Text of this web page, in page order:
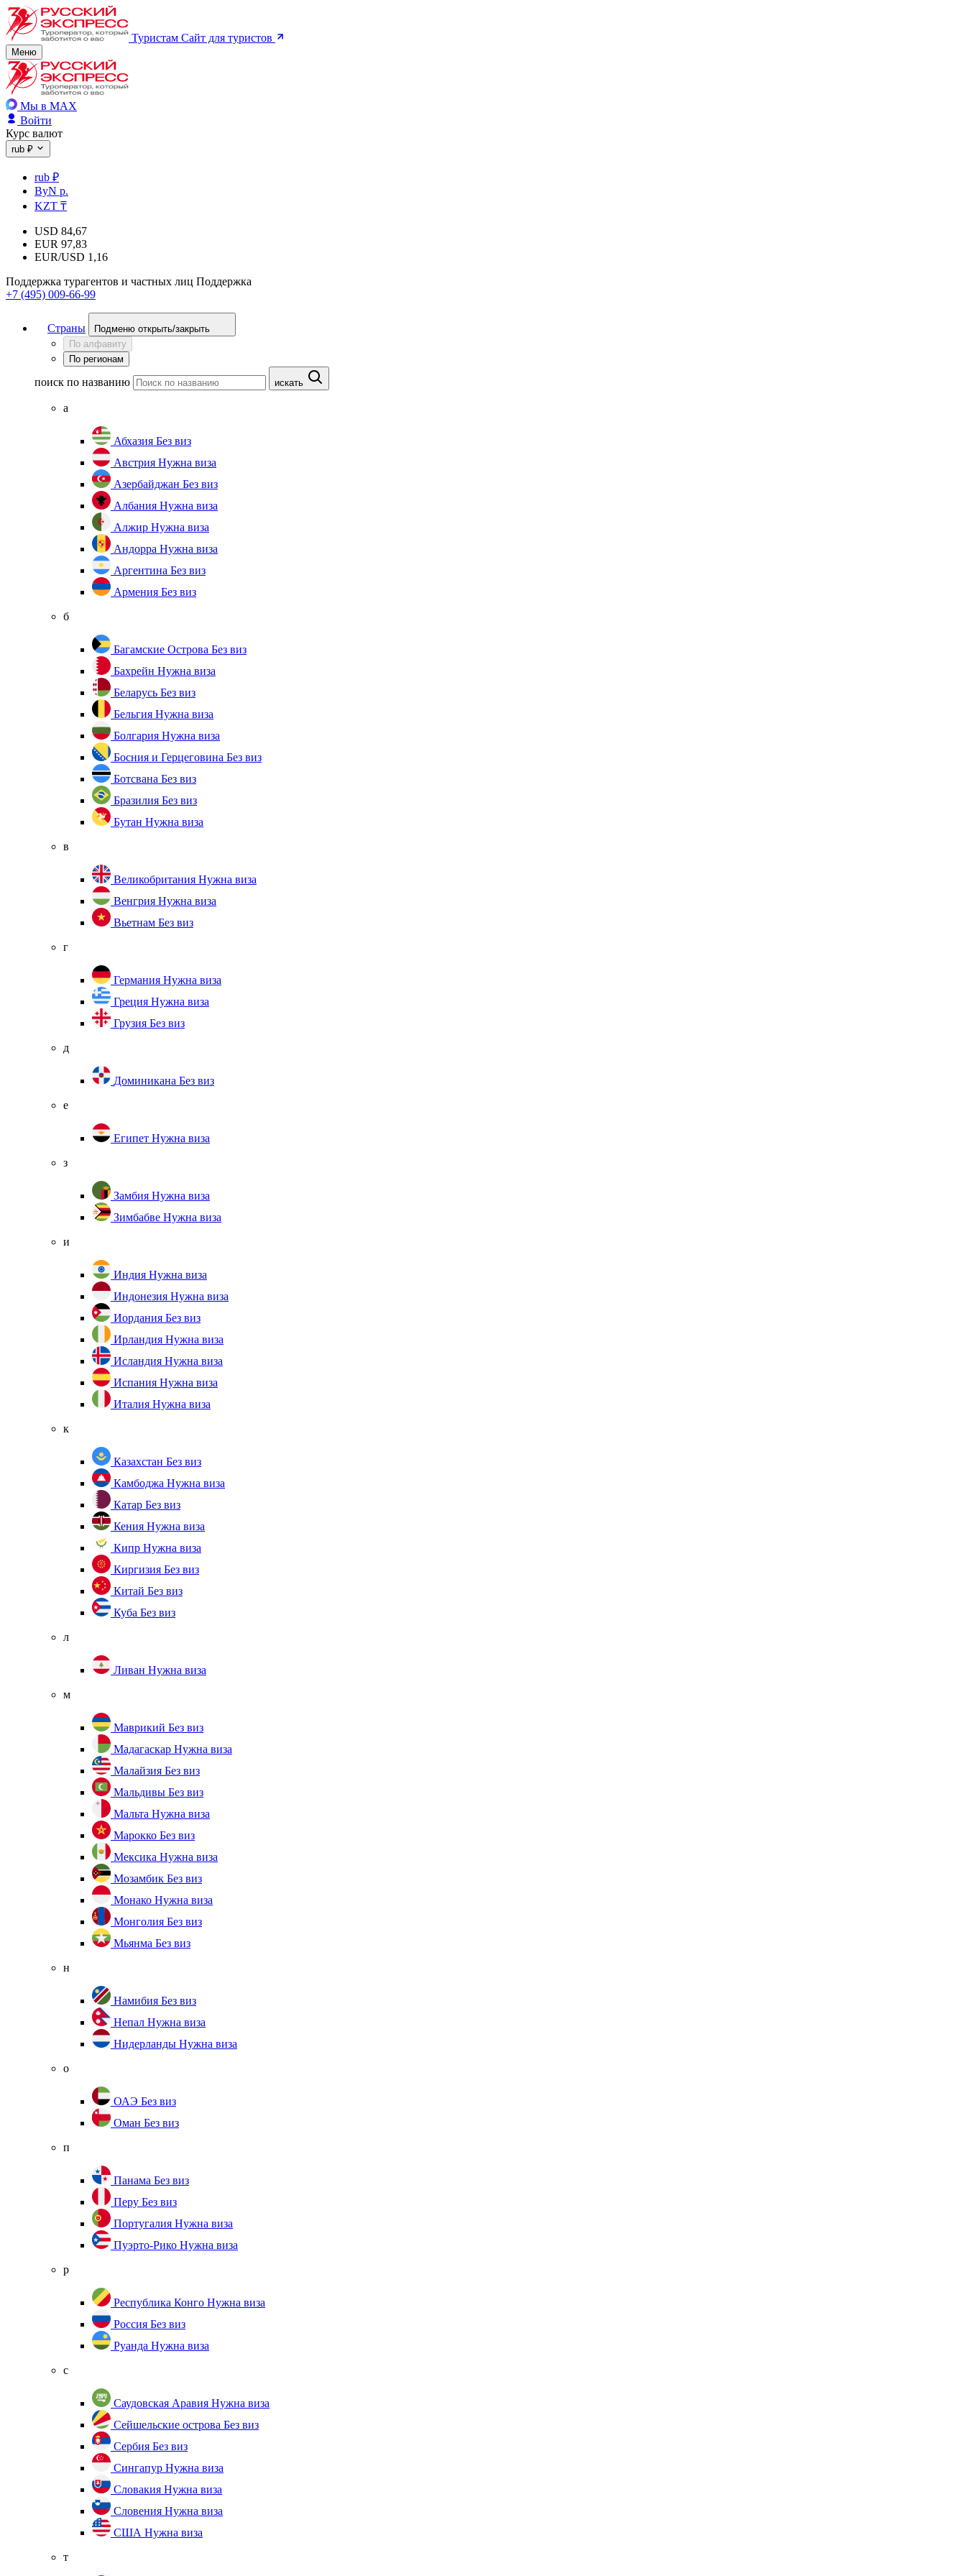
Туристам Сайт для туристов
Меню
Мы в MAX
Войти
Курс валют
rub ₽
rub ₽
ByN р.
KZT ₸
USD 84,67
EUR 97,83
EUR/USD 1,16
Поддержка турагентов и частных лиц Поддержка
+7 (495) 009-66-99
Страны
Подменю открыть/закрыть
По алфавиту
По регионам
поиск по названию искать
а
Абхазия Без виз
Австрия Нужна виза
Азербайджан Без виз
Албания Нужна виза
Алжир Нужна виза
Андорра Нужна виза
Аргентина Без виз
Армения Без виз
б
Багамские Острова Без виз
Бахрейн Нужна виза
Беларусь Без виз
Бельгия Нужна виза
Болгария Нужна виза
Босния и Герцеговина Без виз
Ботсвана Без виз
Бразилия Без виз
Бутан Нужна виза
в
Великобритания Нужна виза
Венгрия Нужна виза
Вьетнам Без виз
г
Германия Нужна виза
Греция Нужна виза
Грузия Без виз
д
Доминикана Без виз
е
Египет Нужна виза
з
Замбия Нужна виза
Зимбабве Нужна виза
и
Индия Нужна виза
Индонезия Нужна виза
Иордания Без виз
Ирландия Нужна виза
Исландия Нужна виза
Испания Нужна виза
Италия Нужна виза
к
Казахстан Без виз
Камбоджа Нужна виза
Катар Без виз
Кения Нужна виза
Кипр Нужна виза
Киргизия Без виз
Китай Без виз
Куба Без виз
л
Ливан Нужна виза
м
Маврикий Без виз
Мадагаскар Нужна виза
Малайзия Без виз
Мальдивы Без виз
Мальта Нужна виза
Марокко Без виз
Мексика Нужна виза
Мозамбик Без виз
Монако Нужна виза
Монголия Без виз
Мьянма Без виз
н
Намибия Без виз
Непал Нужна виза
Нидерланды Нужна виза
о
ОАЭ Без виз
Оман Без виз
п
Панама Без виз
Перу Без виз
Португалия Нужна виза
Пуэрто-Рико Нужна виза
р
Республика Конго Нужна виза
Россия Без виз
Руанда Нужна виза
с
Саудовская Аравия Нужна виза
Сейшельские острова Без виз
Сербия Без виз
Сингапур Нужна виза
Словакия Нужна виза
Словения Нужна виза
США Нужна виза
т